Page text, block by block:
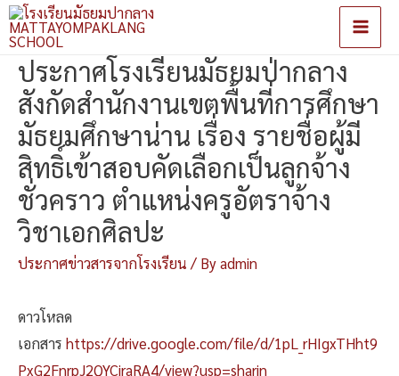
Main
ประกาศโรงเรียนมัธยมป่ากลาง
สังกัดสำนักงานเขตพื้นที่การศึกษา
มัธยมศึกษาน่าน เรื่อง รายชื่อผู้มี
สิทธิ์เข้าสอบคัดเลือกเป็นลูกจ้าง
ชั่วคราว ตำแหน่งครูอัตราจ้าง
วิชาเอกศิลปะ
ประกาศข่าวสารจากโรงเรียน / Byadmin
ดาวโหลด
เอกสาร https://drive.google.com/file/d/1pL_rHIgxTHht9
PxG2FnrpJ2QYCiraRA4/view?usp=sharin